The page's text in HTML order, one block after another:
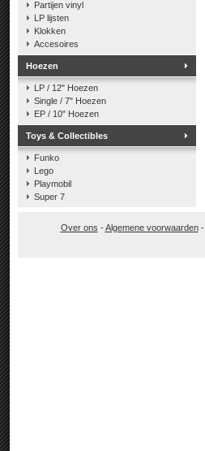
Partijen vinyl
LP lijsten
Klokken
Accesoires
Hoezen
LP / 12" Hoezen
Single / 7" Hoezen
EP / 10" Hoezen
Toys & Collectibles
Funko
Lego
Playmobil
Super 7
Over ons -Algemene voorwaarden-